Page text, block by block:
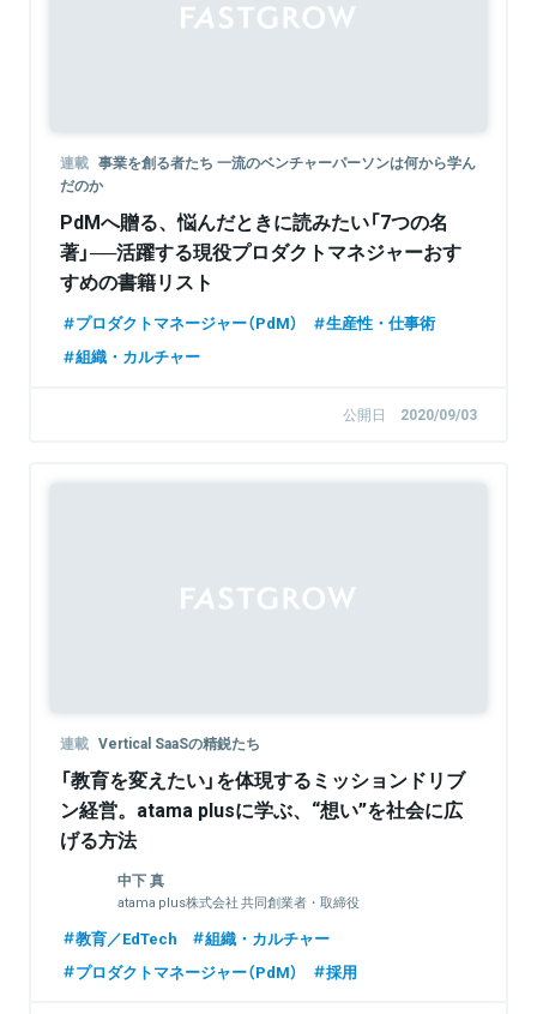
連載 事業を創る者たち 一流のベンチャーパーソンは何から学ん
だのか
PdMへ贈る、悩んだときに読みたい「7つの名
著」──活躍する現役プロダクトマネジャーおす
すめの書籍リスト
プロダクトマネージャー（PdM）
生産性・仕事術
組織・カルチャー
公開日 2020/09/03
連載 Vertical SaaSの精鋭たち
「教育を変えたい」を体現するミッションドリブ
ン経営。atama plusに学ぶ、“想い”を社会に広
げる方法
中下 真
atama plus株式会社 共同創業者・取締役
教育／EdTech
組織・カルチャー
プロダクトマネージャー（PdM）
採用